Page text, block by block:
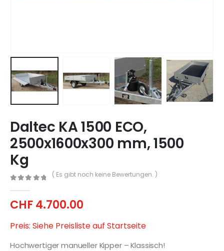
Daltec KA 1500 ECO,
2500x1600x300 mm, 1500
Kg
( Es gibt noch keine Bewertungen. )
CHF4.700.00
Preis: Siehe Preisliste auf Startseite
Hochwertiger manueller Kipper – Klassisch!